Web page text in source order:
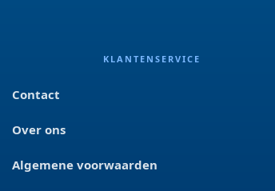
KLANTENSERVICE
Contact
Over ons
Algemene voorwaarden